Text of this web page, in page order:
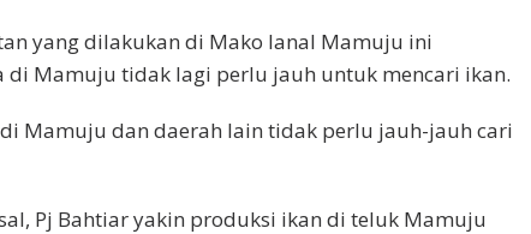
yang dilakukan di Mako lanal Mamuju ini
di Mamuju tidak lagi perlu jauh untuk mencari ikan.
di Mamuju dan daerah lain tidak perlu jauh-jauh cari
Pj Bahtiar yakin produksi ikan di teluk Mamuju